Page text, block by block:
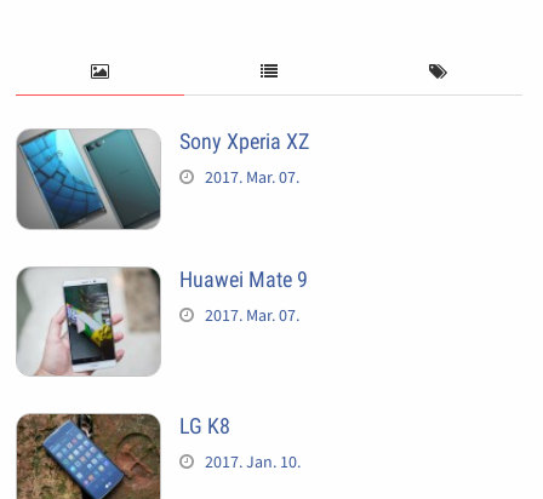
Sony Xperia XZ
2017. Mar. 07.
Huawei Mate 9
2017. Mar. 07.
LG K8
2017. Jan. 10.